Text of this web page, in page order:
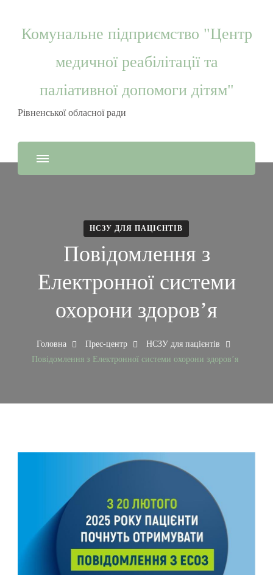
Комунальне підприємство "Центр
медичної реабілітації та
паліативної допомоги дітям"
Рівненської обласної ради
НСЗУ ДЛЯ ПАЦІЄНТІВ
Повідомлення з
Електронної системи
охорони здоровʼя
Головна Прес-центр
НСЗУ для пацієнтів
Повідомлення з Електронної системи охорони здоровʼя